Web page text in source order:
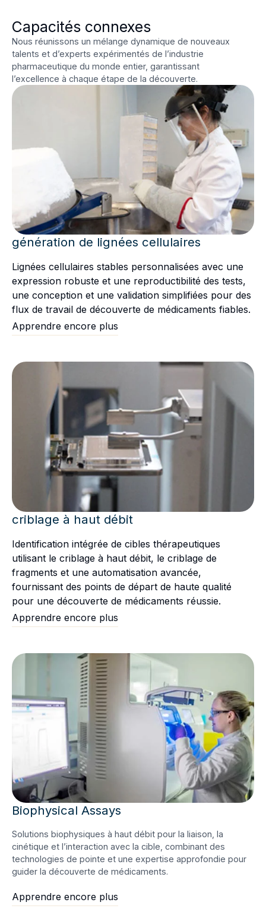
Capacités connexes
Nous réunissons un mélange dynamique de nouveaux
talents et d’experts expérimentés de l’industrie
pharmaceutique du monde entier, garantissant
l’excellence à chaque étape de la découverte.
génération de lignées cellulaires
Lignées cellulaires stables personnalisées avec une
expression robuste et une reproductibilité des tests,
une conception et une validation simplifiées pour des
flux de travail de découverte de médicaments fiables.
Apprendre encore plus
criblage à haut débit
Identification intégrée de cibles thérapeutiques
utilisant le criblage à haut débit, le criblage de
fragments et une automatisation avancée,
fournissant des points de départ de haute qualité
pour une découverte de médicaments réussie.
Apprendre encore plus
Biophysical Assays
Solutions biophysiques à haut débit pour la liaison, la
cinétique et l’interaction avec la cible, combinant des
technologies de pointe et une expertise approfondie pour
guider la découverte de médicaments.
Apprendre encore plus